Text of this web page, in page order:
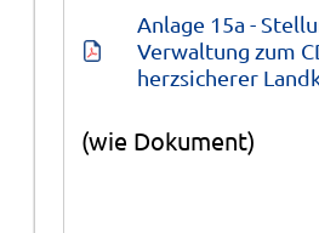
Anlage 15a -
Verwaltung zum
herzsicherer
(wie Dokument)